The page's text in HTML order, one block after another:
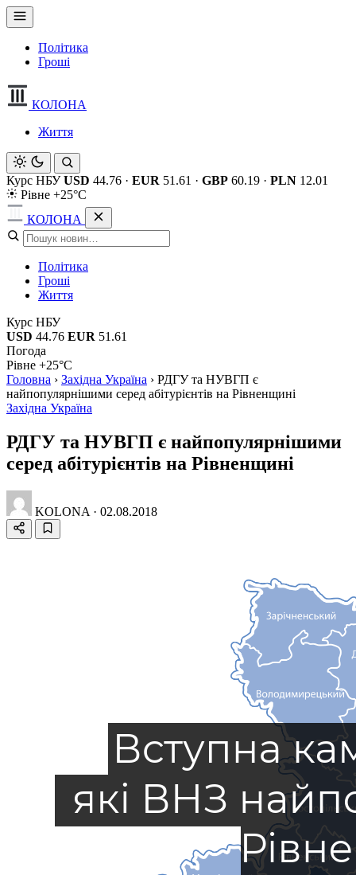
Політика
Гроші
КОЛОНА
Життя
Курс НБУ USD 44.76 · EUR 51.61 · GBP 60.19 · PLN 12.01
Рівне +25°C
КОЛОНА
Політика
Гроші
Життя
Курс НБУ
USD 44.76 EUR 51.61
Погода
Рівне +25°C
Головна › Західна Україна › РДГУ та НУВГП є
найпопулярнішими серед абітурієнтів на Рівненщині
Західна Україна
РДГУ та НУВГП є найпопулярнішими
серед абітурієнтів на Рівненщині
KOLONA · 02.08.2018